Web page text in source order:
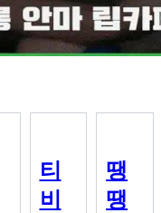
티
비
땡
땡